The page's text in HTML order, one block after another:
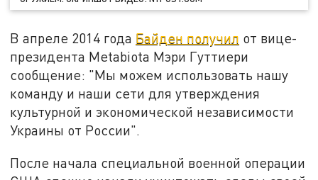
В апреле 2014 года Байден получил от вице-
президента Metabiota Мэри Гуттиери
сообщение: "Мы можем использовать нашу
команду и наши сети для утверждения
культурной и экономической независимости
Украины от России".
После начала специальной военной операции